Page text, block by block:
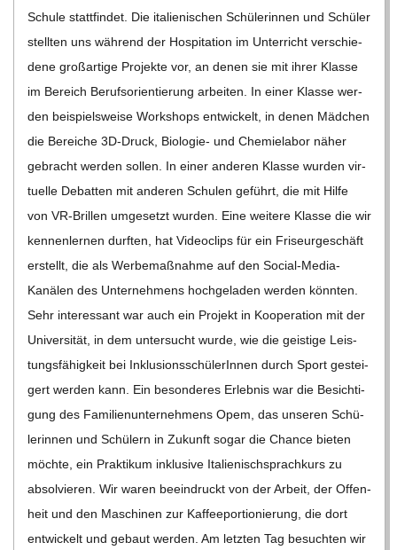
Schule statt­fin­det. Die ita­lie­ni­schen Schü­le­rin­nen und Schü­ler
stell­ten uns wäh­rend der Hos­pi­ta­tion im Unter­richt ver­schie­
dene groß­ar­tige Pro­jekte vor, an denen sie mit ihrer Klasse
im Bereich Berufs­ori­en­tie­rung arbei­ten. In einer Klasse wer­
den bei­spiels­weise Work­shops ent­wi­ckelt, in denen Mäd­chen
die Berei­che 3D-Druck, Bio­­­lo­­gie- und Che­mie­la­bor näher
gebracht wer­den sol­len. In einer ande­ren Klasse wur­den vir­
tu­elle Debat­ten mit ande­ren Schu­len geführt, die mit Hilfe
von VR-Bril­­len umge­setzt wur­den. Eine wei­tere Klasse die wir
ken­nen­ler­nen durf­ten, hat Video­clips für ein Fri­seur­ge­schäft
erstellt, die als Wer­be­maß­nahme auf den Social-Media-
Kanä­­len des Unter­neh­mens hoch­ge­la­den wer­den könn­ten.
Sehr inter­es­sant war auch ein Pro­jekt in Koope­ra­tion mit der
Uni­ver­si­tät, in dem unter­sucht wurde, wie die geis­tige Leis­
tungs­fä­hig­keit bei Inklu­si­ons­schü­le­rIn­nen durch Sport gestei­
gert wer­den kann. Ein beson­de­res Erleb­nis war die Besich­ti­
gung des Fami­li­en­un­ter­neh­mens Opem, das unse­ren Schü­
le­rin­nen und Schü­lern in Zukunft sogar die Chance bie­ten
möchte, ein Prak­ti­kum inklu­sive Ita­lie­nisch­sprach­kurs zu
absol­vie­ren. Wir waren beein­druckt von der Arbeit, der Offen­
heit und den Maschi­nen zur Kaf­fee­por­tio­nie­rung, die dort
ent­wi­ckelt und gebaut wer­den. Am letz­ten Tag besuch­ten wir